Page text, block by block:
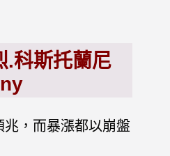
.科斯托蘭尼
，而暴漲都以崩盤